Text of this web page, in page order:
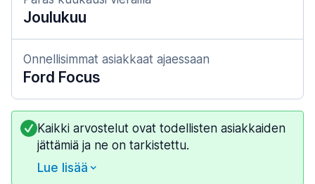
Joulukuu
Onnellisimmat asiakkaat ajaessaan
Ford Focus
Kaikki arvostelut ovat todellisten asiakkaiden
jättämiä ja ne on tarkistettu.
Lue lisää